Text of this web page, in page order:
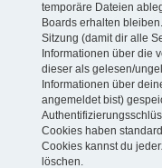
temporäre Dateien
Boards erhalten
Sitzung (damit dir alle
Informationen über die
dieser als gelesen/
Informationen über
angemeldet bist)
Cookies haben
Cookies kannst du
löschen.